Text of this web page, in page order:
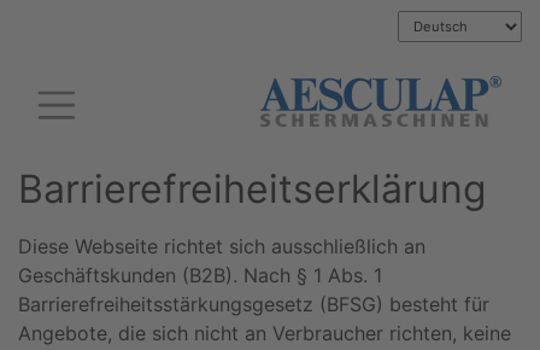
Barrierefreiheitserklärung
Diese Webseite richtet sich ausschließlich an
Geschäftskunden (B2B). Nach § 1 Abs. 1
Barrierefreiheitsstärkungsgesetz (BFSG) besteht für
Angebote, die sich nicht an Verbraucher richten, keine